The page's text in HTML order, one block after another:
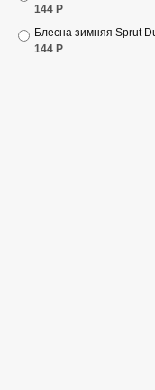
144 Р
Блесна зимняя Sprut
144 Р